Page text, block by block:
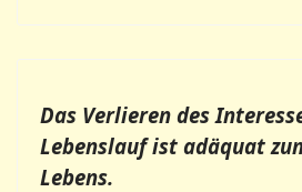
Das Verlieren des
Lebenslauf ist adäquat
Lebens.